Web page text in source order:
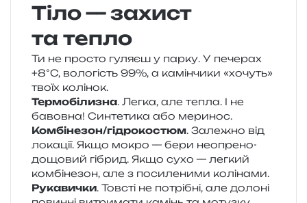
Тіло — захист
та тепло
Ти не про­сто гуля­єш у парку. У пече­рах
+8°C, воло­гість 99%, а камін­чи­ки «хочуть»
твоїх колінок.
Термобілизна. Легка, але тепла. І не
бавов­на! Синтетика або меринос.
Комбінезон/​гідрокостюм. Залежно від
лока­ції. Якщо мокро — бери нео­пре­но-
дощо­вий гібрид. Якщо сухо — лег­кий
ком­бі­не­зон, але з поси­ле­ни­ми колінами.
Рукавички. Товсті не потрі­бні, але доло­ні